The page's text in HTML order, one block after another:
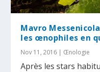
Mavro
les œnophiles en
Nov 11, 2016 | Œnologie
Après les stars